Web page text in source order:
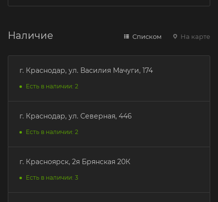
Наличие Списком На карте
г. Краснодар, ул. Василия Мачуги, 174
Есть в наличии: 2
г. Краснодар, ул. Северная, 446
Есть в наличии: 2
г. Красноярск, 2я Брянская 20К
Есть в наличии: 3